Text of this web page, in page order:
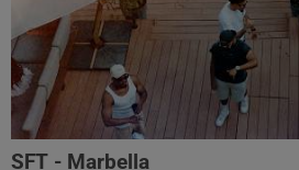
SFT - Marbella